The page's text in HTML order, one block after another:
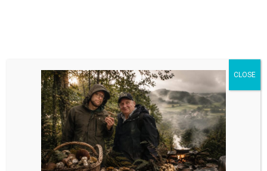
Blog Masonry
HOME BLOG MASONRY
CLOSE